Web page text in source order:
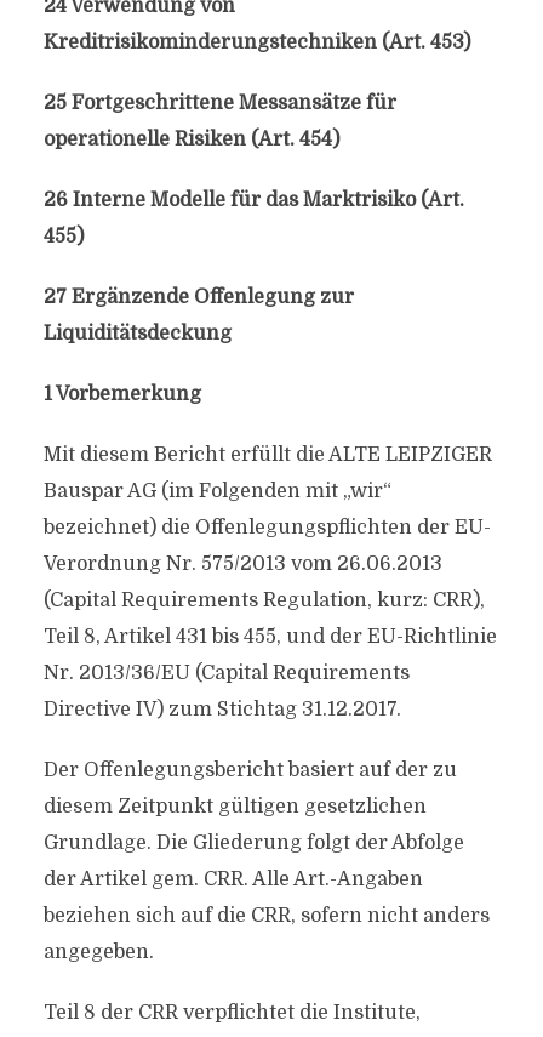
24 Verwendung von
Kreditrisikominderungstechniken (Art. 453)
25 Fortgeschrittene Messansätze für
operationelle Risiken (Art. 454)
26 Interne Modelle für das Marktrisiko (Art.
455)
27 Ergänzende Offenlegung zur
Liquiditätsdeckung
1 Vorbemerkung
Mit diesem Bericht erfüllt die ALTE LEIPZIGER
Bauspar AG (im Folgenden mit „wir“
bezeichnet) die Offenlegungspflichten der EU-
Verordnung Nr. 575/2013 vom 26.06.2013
(Capital Requirements Regulation, kurz: CRR),
Teil 8, Artikel 431 bis 455, und der EU-Richtlinie
Nr. 2013/36/EU (Capital Requirements
Directive IV) zum Stichtag 31.12.2017.
Der Offenlegungsbericht basiert auf der zu
diesem Zeitpunkt gültigen gesetzlichen
Grundlage. Die Gliederung folgt der Abfolge
der Artikel gem. CRR. Alle Art.-Angaben
beziehen sich auf die CRR, sofern nicht anders
angegeben.
Teil 8 der CRR verpflichtet die Institute,